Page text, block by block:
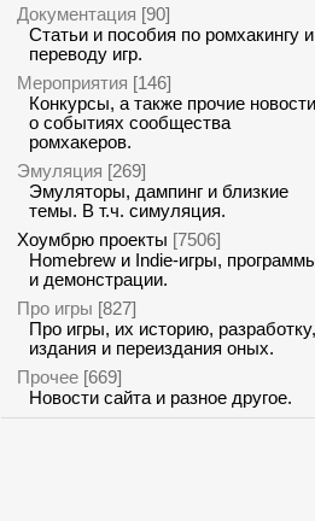
Документация [90]
Статьи и пособия по ромхакингу и
переводу игр.
Мероприятия [146]
Конкурсы, а также прочие новости
о событиях сообщества
ромхакеров.
Эмуляция [269]
Эмуляторы, дампинг и близкие
темы. В т.ч. симуляция.
Хоумбрю проекты [7506]
Homebrew и Indie-игры,
и демонстрации.
Про игры [827]
Про игры, их историю, разработку,
издания и переиздания оных.
Прочее [669]
Новости сайта и разное другое.